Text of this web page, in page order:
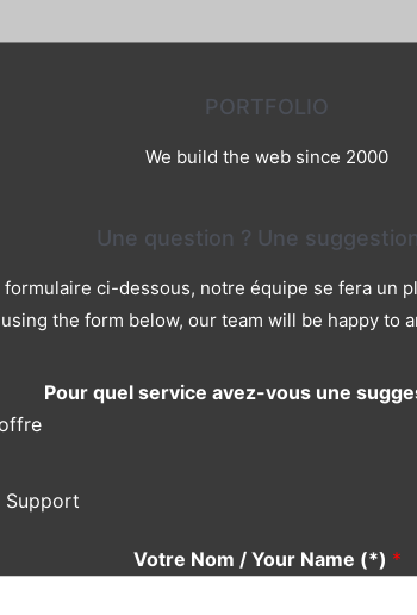
PORTFOLIO
We build the web since 2000
Une question ? Une
ci-dessous, notre équipe se fera un
using the form below, our team will be happy to
Pour quel service avez-vous une
Support
Votre Nom / Your Name (*) *